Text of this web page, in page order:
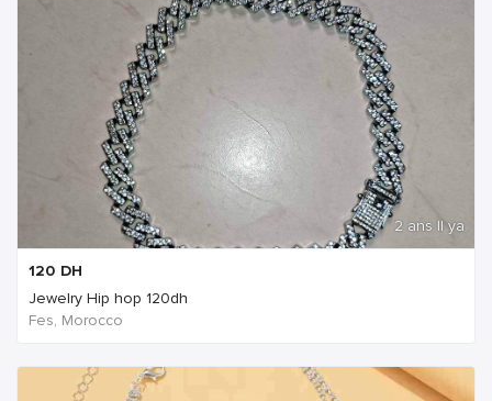
2 ans Il ya
120 DH
Jewelry Hip hop 120dh
Fes, Morocco